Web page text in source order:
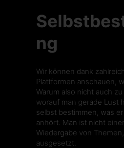
ng
Wir können dank
Plattformen anschauen,
Warum also nicht auch
worauf man gerade Lust
selbst bestimmen, was
anhört. Man ist nicht
Wiedergabe von
ausgesetzt.